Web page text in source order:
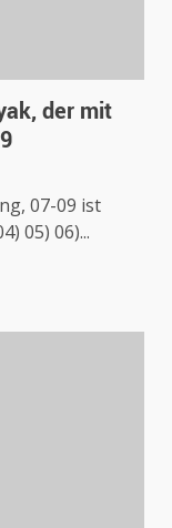
der mit
07-09 ist
05) 06)...